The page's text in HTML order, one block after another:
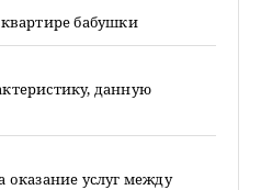
бабушки
данную
оказание услуг между